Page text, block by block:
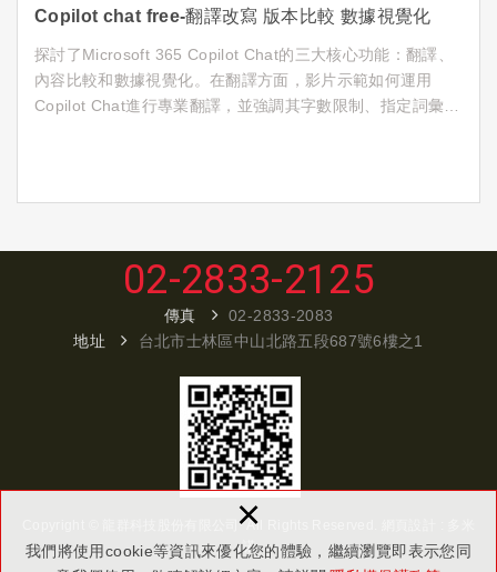
我們將使用cookie等資訊來優化您的體驗，繼續瀏覽即表示您同
×
Copilot chat free-翻譯改寫 版本比較 數據視覺化
探討了Microsoft 365 Copilot Chat的三大核心功能：翻譯、
內容比較和數據視覺化。在翻譯方面，影片示範如何運用
Copilot Chat進行專業翻譯，並強調其字數限制、指定詞彙翻
Copilot Chat快速整理與視覺化數據，以迅速掌握趨勢，儘管
02-2833-2125
傳真
02-2833-2083
地址
台北市士林區中山北路五段687號6樓之1
Copyright © 龍群科技股份有限公司 All Rights Reserved.
諾